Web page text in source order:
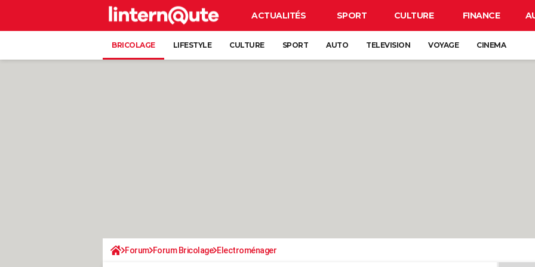
ACTUALITÉS SPORT CULTURE FINANCE
BRICOLAGE LIFESTYLE CULTURE SPORT AUTO TELEVISION VOYAGE CINEMA
Forum Forum Bricolage Electroménager